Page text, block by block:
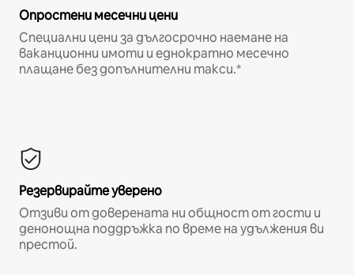
Опростени месечни цени
Специални цени за дългосрочно наемане на
ваканционни имоти и еднократно месечно
плащане без допълнителни такси.*
Резервирайте уверено
Отзиви от доверената ни общност от гости и
денонощна поддръжка по време на удължения ви
престой.